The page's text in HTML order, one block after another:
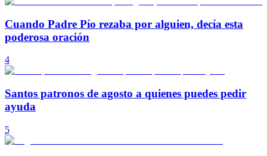
Cuando Padre Pío rezaba por alguien, decía esta
poderosa oración
4
Santos patronos de agosto a quienes puedes pedir
ayuda
5